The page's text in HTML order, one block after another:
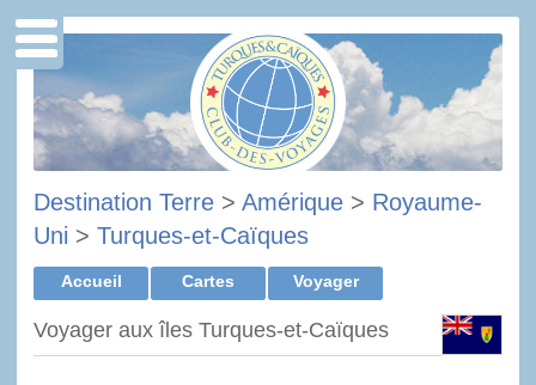
Destination Terre > Amérique > Royaume-
Uni > Turques-et-Caïques
Accueil Cartes Voyager
Voyager aux îles Turques-et-Caïques